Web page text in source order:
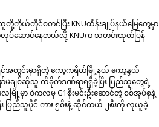
ယ်တိုင်စတင်ပြီး KNUထိန်းချုပ်နယ်မြေတွေမှာ
လုပ်ဆောင်နေတယ်လို့ KNUက သတင်းထုတ်ပြန်
င်အတွင်းမှာရှိတဲ့ ကော့ကရိတ်မြို့နယ် ကော့နွယ်
မချစ်ဆိုသူ ထိခိုက်ဒဏ်ရာရရှိခဲ့ပြီး ပြည်သူတွေရဲ့
ြို့မှာ ဝဲကလမှ G1စိုးမင်းဦးဆောင်တဲ့ စစ်အုပ်စုနဲ့
ပြည်သူပိုင် ကား ၅စီးနဲ့ ဆိုင်ကယ် ၂စီးကို လုယူခဲ့